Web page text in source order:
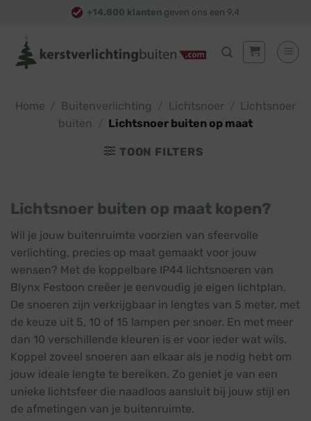
content
+14.800 klanten geven ons een 9,4
Home Buitenverlichting Lichtsnoer
Lichtsnoer
buiten
Lichtsnoer buiten op maat
TOON FILTERS
Lichtsnoer buiten op maat kopen?
Wil je jouw buitenruimte voorzien van sfeervolle
verlichting, precies op maat gemaakt voor jouw
wensen? Met de koppelbare IP44 lichtsnoeren van
Blynx Festoon creëer je eenvoudig je eigen lichtplan.
De snoeren zijn verkrijgbaar in lengtes van 5 meter, met
de keuze uit 5, 10 of 15 lampen per snoer. En met meer
dan 10 verschillende kleuren is er voor ieder wat wils.
Koppel zoveel snoeren aan elkaar als je nodig hebt om
jouw ideale lengte te bereiken. Zo geniet je van een
unieke lichtsfeer die naadloos aansluit bij jouw stijl en
de afmetingen van je buitenruimte.